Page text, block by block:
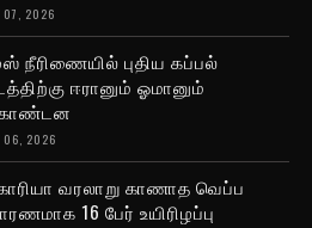
07, 2026
நீரிணையில் புதிய கப்பல்
ஈரானும் ஓமானும்
06, 2026
வரலாறு காணாத வெப்ப
16 பேர் உயிரிழப்பு